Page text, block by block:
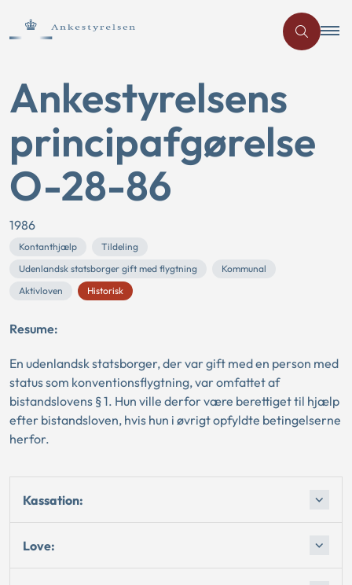
Ankestyrelsens
principafgørelse
O-28-86
1986
Kontanthjælp
Tildeling
Udenlandsk statsborger gift med flygtning
Kommunal
Aktivloven
Historisk
Resume:
En udenlandsk statsborger, der var gift med en person med
status som konventionsflygtning, var omfattet af
bistandslovens § 1. Hun ville derfor være berettiget til hjælp
efter bistandsloven, hvis hun i øvrigt opfyldte betingelserne
herfor.
Kassation:
Love: